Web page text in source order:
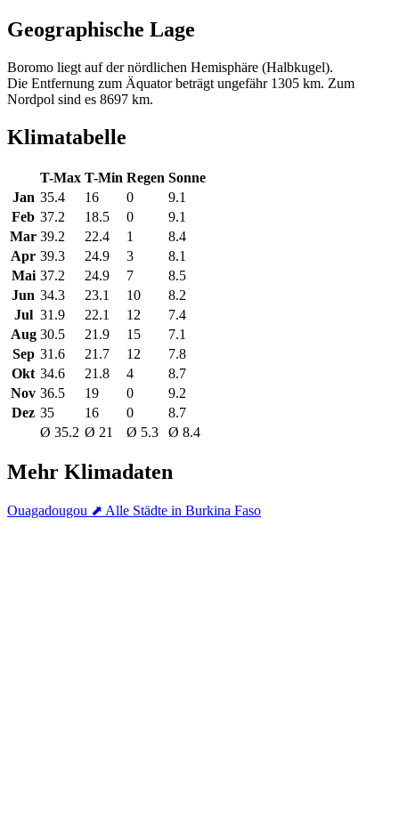
Geographische Lage
Boromo liegt auf der nördlichen Hemisphäre (Halbkugel).
Die Entfernung zum Äquator beträgt ungefähr 1305 km. Zum
Nordpol sind es 8697 km.
Klimatabelle
T-Max T-Min Regen Sonne
Jan 35.4 16 0
9.1
Feb 37.2 18.5 0
9.1
Mar 39.2 22.4 1
8.4
Apr 39.3 24.9 3
8.1
Mai 37.2 24.9 7
8.5
Jun 34.3 23.1 10
8.2
Jul 31.9 22.1 12
7.4
Aug 30.5 21.9 15
7.1
Sep 31.6 21.7 12
7.8
Okt 34.6 21.8 4
8.7
Nov 36.5 19 0
9.2
Dez 35 16 0
8.7
Ø 35.2 Ø 21 Ø 5.3 Ø 8.4
Mehr Klimadaten
Ouagadougou ⬈ Alle Städte in Burkina Faso